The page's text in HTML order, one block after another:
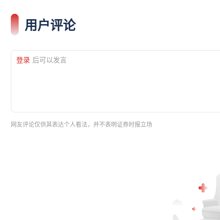
用户评论
登录 后可以发言
网友评论仅供其表达个人看法，并不表明证券时报立场